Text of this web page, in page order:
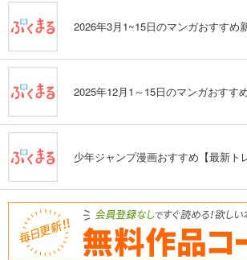
2026年3月1~15日のマンガおすすめ
2025年12月1～15日のマンガおすす
少年ジャンプ漫画おすすめ【最新ト